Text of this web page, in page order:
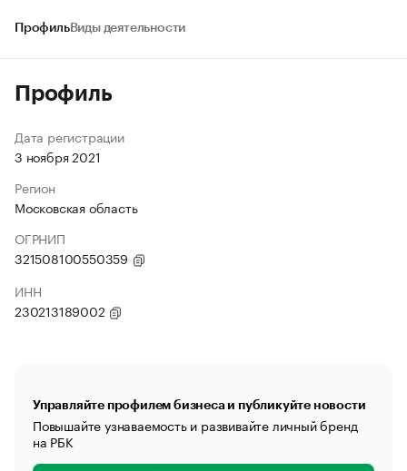
ПрофильВиды деятельности
Профиль
Дата регистрации
3 ноября 2021
Регион
Московская область
ОГРНИП
321508100550359
ИНН
230213189002
Управляйте профилем бизнеса и публикуйте новости
Повышайте узнаваемость и развивайте личный бренд
на РБК